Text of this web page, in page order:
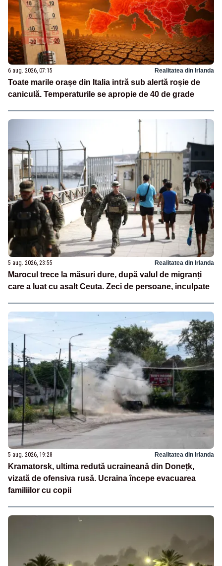
6 aug. 2026, 07:15 Realitatea din Irlanda
Toate marile orașe din Italia intră sub alertă roșie de
caniculă. Temperaturile se apropie de 40 de grade
5 aug. 2026, 23:55 Realitatea din Irlanda
Marocul trece la măsuri dure, după valul de migranți
care a luat cu asalt Ceuta. Zeci de persoane, inculpate
5 aug. 2026, 19:28 Realitatea din Irlanda
Kramatorsk, ultima redută ucraineană din Donețk,
vizată de ofensiva rusă. Ucraina începe evacuarea
familiilor cu copii